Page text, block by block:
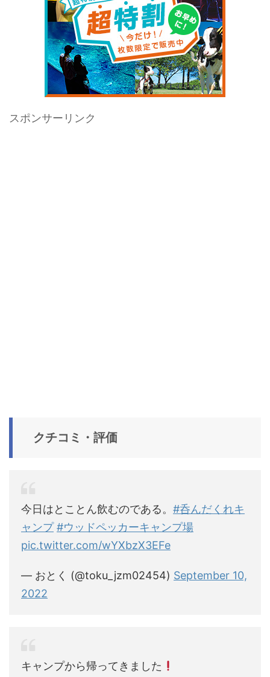
スポンサーリンク
クチコミ・評価
今日はとことん飲むのである。 #呑んだくれキ
ャンプ #ウッドペッカーキャンプ場
pic.twitter.com/wYXbzX3EFe
— おとく (@toku_jzm02454) September 10,
2022
キャンプから帰ってきました